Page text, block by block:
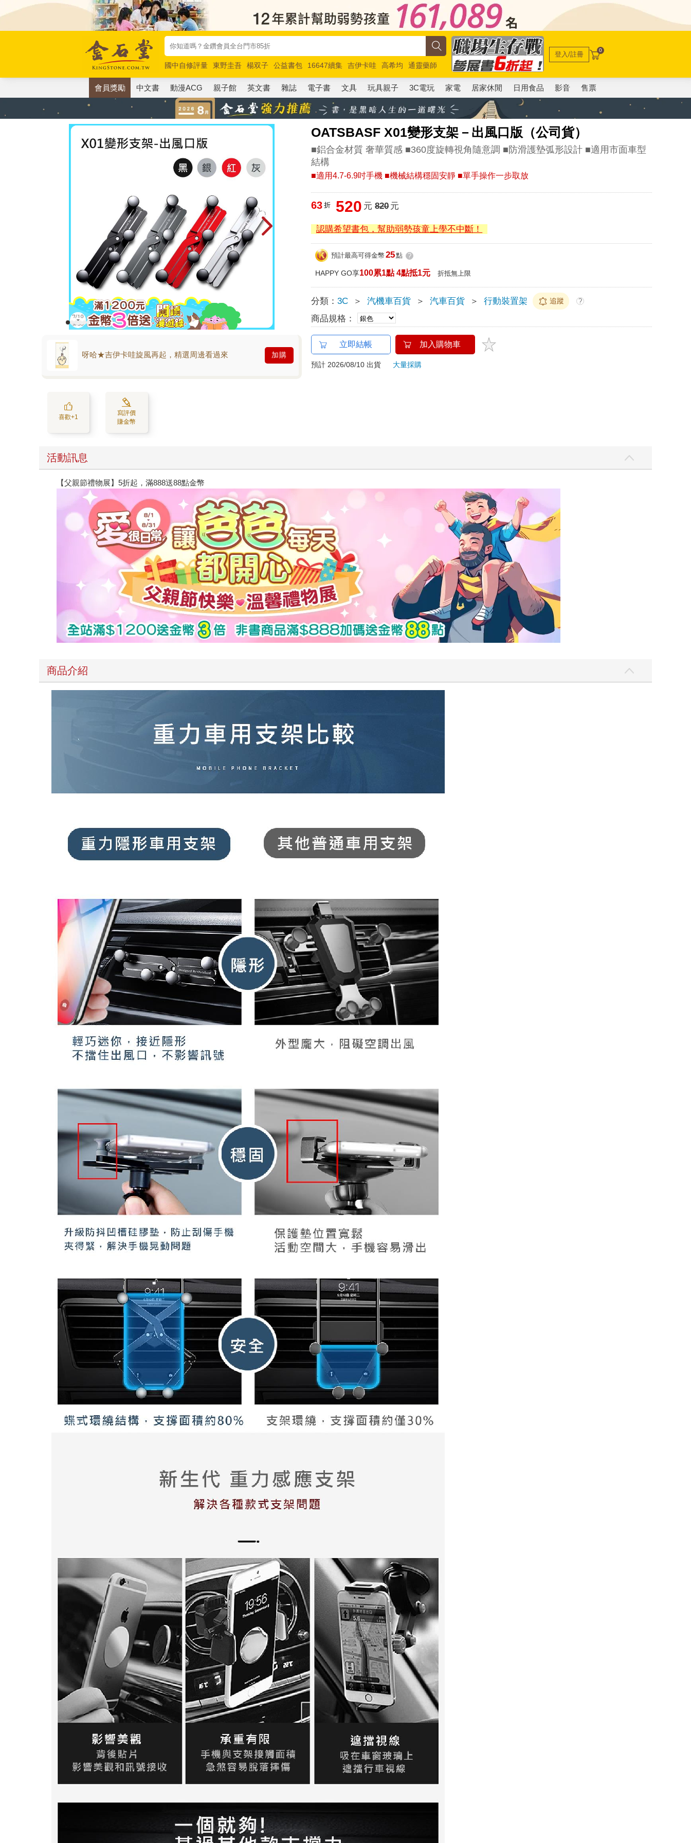
國中自修評量 東野圭吾 楊双子 公益書包 16647續集 吉伊卡哇 高希均
通靈藥師
唯紅花綻放
奧德賽 路邊攤新作 馬斯克 玩具總動員5 超慢跑
登入/註冊 0
會員獎勵 中文書 動漫ACG 親子館 英文書 雜誌 電子書 文具 玩具親子 3C電玩 家電 居家休閒 日用食品 影音 售票
OATSBASF X01變形支架－出風口版（公司貨）
■鋁合金材質 奢華質感 ■360度旋轉視角隨意調 ■防滑護墊弧形設計 ■適用市面車型
結構
■適用4.7-6.9吋手機 ■機械結構穩固安靜 ■單手操作一步取放
呀哈★吉伊卡哇旋風再起，精選周邊看過來 加購
喜歡+1
寫評價
賺金幣
63 折 520 元 820元
認購希望書包，幫助弱勢孩童上學不中斷！
預計最高可得金幣 25點 ?
HAPPY GO享100累1點 4點抵1元 折抵無上限
分類：3C ＞ 汽機車百貨 ＞ 汽車百貨 ＞ 行動裝置架 追蹤 ?
商品規格：
立即結帳 加入購物車
預計 2026/08/10 出貨 大量採購
活動訊息
【父親節禮物展】5折起，滿888送88點金幣
商品介紹